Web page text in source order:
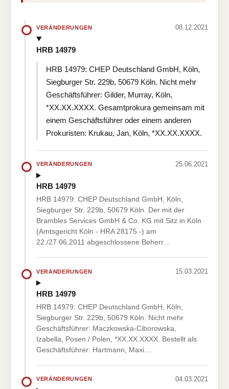
VERÄNDERUNGEN 08.12.2021
HRB 14979
HRB 14979: CHEP Deutschland GmbH, Köln,
Siegburger Str. 229b, 50679 Köln. Nicht mehr
Geschäftsführer: Gilder, Murray, Köln,
*XX.XX.XXXX. Gesamtprokura gemeinsam mit
einem Geschäftsführer oder einem anderen
Prokuristen: Krukau, Jan, Köln, *XX.XX.XXXX.
VERÄNDERUNGEN 25.06.2021
HRB 14979
HRB 14979: CHEP Deutschland GmbH, Köln,
Siegburger Str. 229b, 50679 Köln. Der mit der
Brambles Services GmbH & Co. KG mit Sitz in Köln
(Amtsgericht Köln - HRA 28175 -) am
22./27.06.2011 abgeschlossene Beherr…
VERÄNDERUNGEN 15.03.2021
HRB 14979
HRB 14979: CHEP Deutschland GmbH, Köln,
Siegburger Str. 229b, 50679 Köln. Nicht mehr
Geschäftsführer: Maczkowska-Ciborowska,
Izabella, Posen / Polen, *XX.XX.XXXX. Bestellt als
Geschäftsführer: Hartmann, Maxi…
VERÄNDERUNGEN 04.03.2021